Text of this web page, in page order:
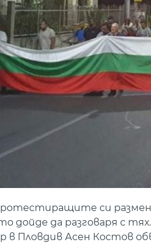
си
дойде да разговаря с
Пловдив Асен Костов